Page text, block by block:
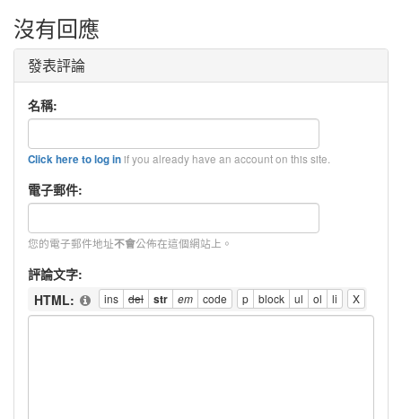
沒有回應
發表評論
名稱:
Click here to log inif you already have an account on this site.
電子郵件:
您的電子郵件地址不會公佈在這個網站上。
評論文字:
HTML: